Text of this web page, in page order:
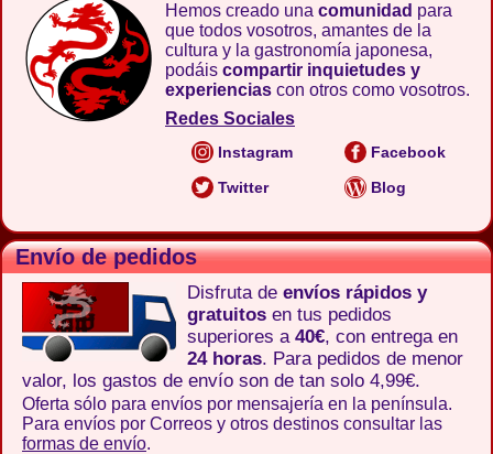
Hemos creado una comunidad para
que todos vosotros, amantes de la
cultura y la gastronomía japonesa,
podáis compartir inquietudes y
experiencias con otros como vosotros.
Redes Sociales
Instagram
Facebook
Twitter
Blog
Envío de pedidos
Disfruta de envíos rápidos y
gratuitos en tus pedidos
superiores a 40€, con entrega en
24 horas. Para pedidos de menor
valor, los gastos de envío son de tan solo 4,99€.
Oferta sólo para envíos por mensajería en la península.
Para envíos por Correos y otros destinos consultar las
formas de envío.